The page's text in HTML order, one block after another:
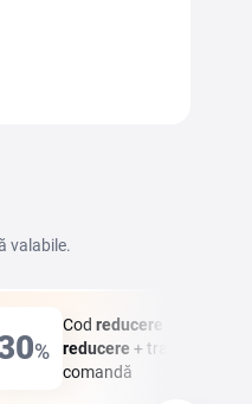
valabile.
%
Cod reducere
reducere + transport
comandă